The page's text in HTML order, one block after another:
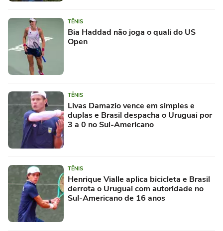
TÊNIS
Bia Haddad não joga o quali do US
Open
TÊNIS
Livas Damazio vence em simples e
duplas e Brasil despacha o Uruguai por
3 a 0 no Sul-Americano
TÊNIS
Henrique Vialle aplica bicicleta e Brasil
derrota o Uruguai com autoridade no
Sul-Americano de 16 anos